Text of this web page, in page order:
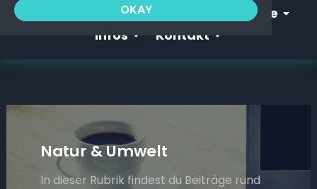
OKAY
Webgeflüster Open Webgeflüster
Service
Infos Kontakt
Natur & Umwelt
In dieser Rubrik findest du Beiträge rund